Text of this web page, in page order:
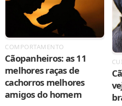
COMPORTAMENTO
Cãopanheiros: as 11
melhores raças de
cachorros melhores
amigos do homem